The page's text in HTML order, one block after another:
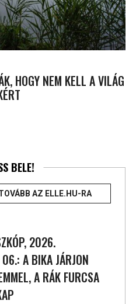
HOGY NEM KELL A VILÁG
BELE!
AZ ELLE.HU-RA
2026.
A BIKA JÁRJON
A RÁK FURCSA